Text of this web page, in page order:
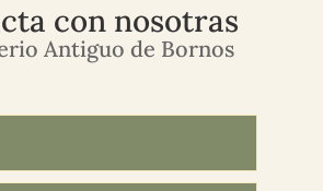
con nosotras
Antiguo de Bornos